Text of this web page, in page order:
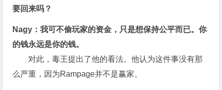
要回来吗？
Nagy：我可不偷玩家的资金，只是想保持公平而已。你
的钱永远是你的钱。
对此，毒王提出了他的看法。他认为这件事没有那
么严重，因为Rampage并不是赢家。